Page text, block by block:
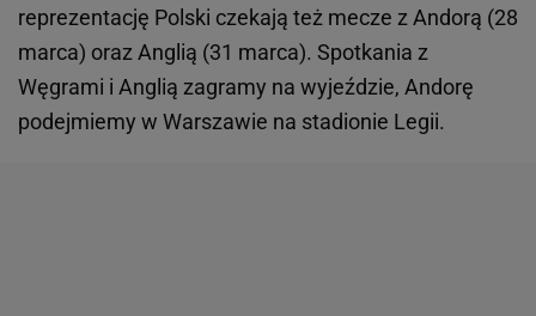
reprezentację Polski czekają też mecze z Andorą (28
marca) oraz Anglią (31 marca). Spotkania z
Węgrami i Anglią zagramy na wyjeździe, Andorę
podejmiemy w Warszawie na stadionie Legii.